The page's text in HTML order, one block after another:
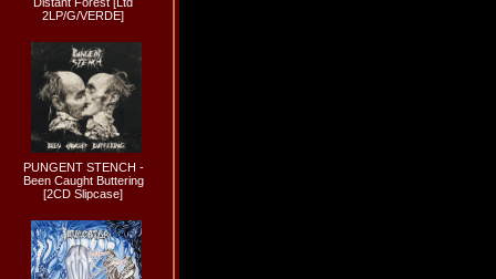
2LP/G/VERDE]
PUNGENT STENCH -
Been Caught Buttering
[2CD Slipcase]